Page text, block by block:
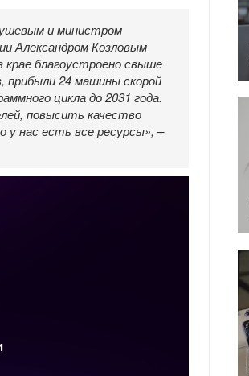
и министром
Александром Козловым
крае благоустроено свыше
прибыли 24 машины скорой
цикла до 2031 года.
повысить качество
у нас есть все ресурсы», –